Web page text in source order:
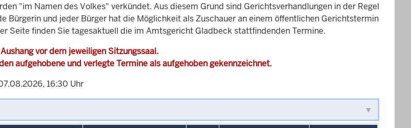
"im Namen des Volkes" verkündet. Aus diesem Grund sind Gerichtsverhandlungen in der Regel
Bürgerin und jeder Bürger hat die Möglichkeit als Zuschauer an einem öffentlichen Gerichtstermin
Seite finden Sie tagesaktuell die im Amtsgericht Gladbeck stattfindenden Termine.
vor dem jeweiligen Sitzungssaal.
aufgehobene und verlegte Termine als aufgehoben gekennzeichnet.
16:30 Uhr